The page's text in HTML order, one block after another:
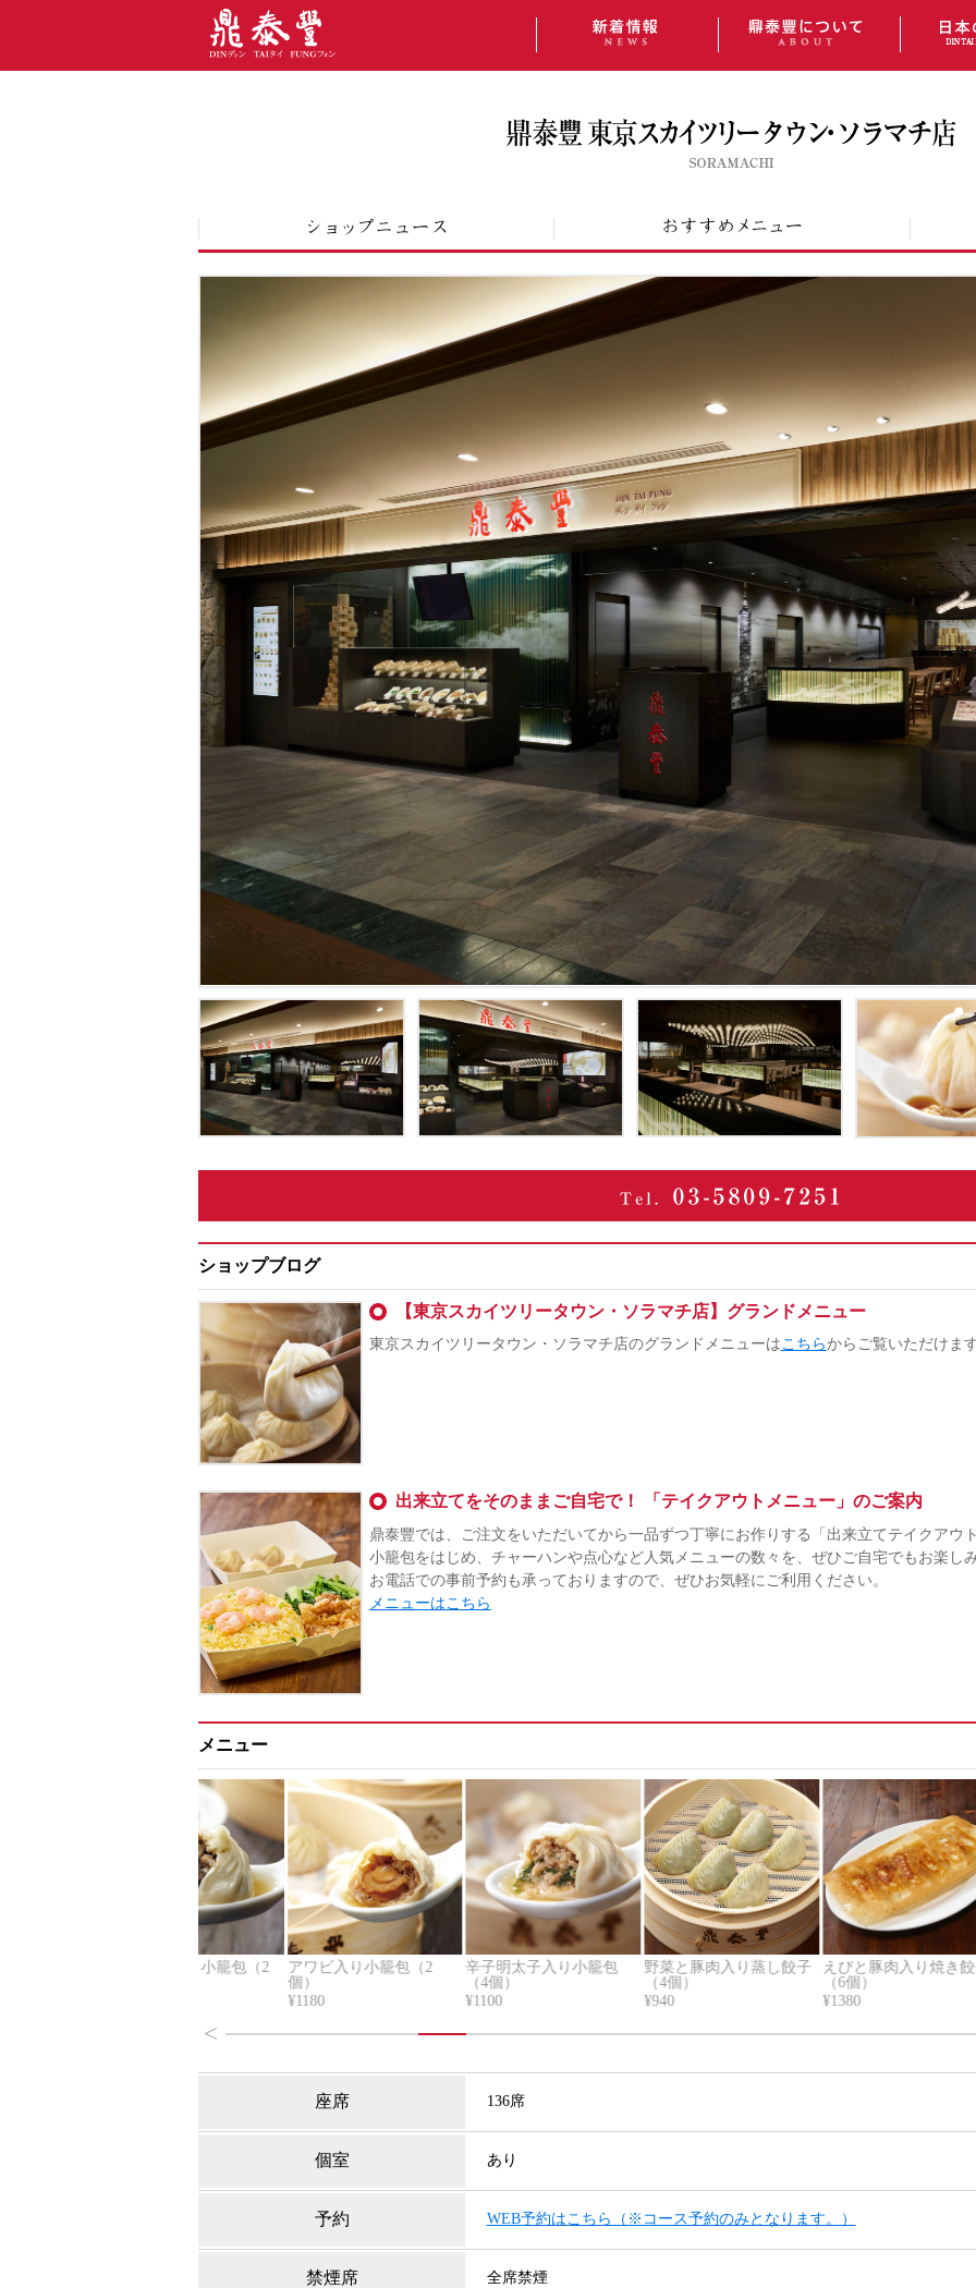
ショップブログ
【東京スカイツリータウン・ソラマチ店】グランドメニュー
東京スカイツリータウン・ソラマチ店のグランドメニューはこちらからご覧いただけま
出来立てをそのままご自宅で！ 「テイクアウトメニュー」のご案内
鼎泰豐では、ご注文をいただいてから一品ずつ丁寧にお作りする「出来立てテイクアウ
小籠包をはじめ、チャーハンや点心など人気メニューの数々を、ぜひご自宅でもお楽し
お電話での事前予約も承っておりますので、ぜひお気軽にご利用ください。
メニューはこちら
メニュー
トリュフ入り小籠包（2
アワビ入り小籠包（2
個）
¥1180
辛子明太子入り小籠包
（4個）
¥1100
野菜と豚肉入り蒸し餃子
（4個）
¥940
えびと豚肉入り焼き
（6個）
¥1380
<
座席 136席
個室 あり
予約 WEB予約はこちら（※コース予約のみとなります。）
禁煙席 全席禁煙